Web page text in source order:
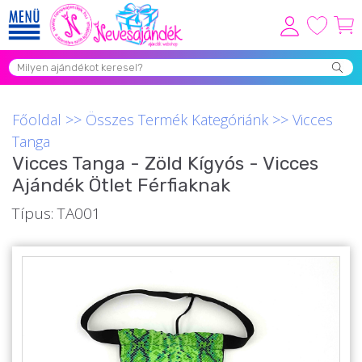
Viszonteladóknak
Grill Party Kellékek ❤️
Egyedi Ajándékok Rendelés
Összes Ajándék Kategória ⭐
Vicces Pólók
Szerelmes Ajándékok ❤
Budapest Ajándéktárgyak
Szülinapi ajándékok
Főoldal >> Összes Termék Kategóriánk >> Vicces
Tanga
Vicces Tanga - Zöld Kígyós - Vicces
Ajándék Ötlet Férfiaknak
Típus: TA001